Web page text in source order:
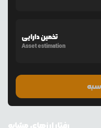
تخمین دارایی
Asset estimation
رفتار ارزهای مشابه